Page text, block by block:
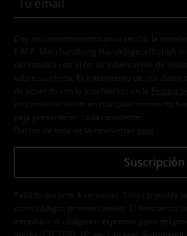
Doy mi consentimiento para recibir la
E.M.P. Merchandising Handelsgesellschaft
personales con el fin de informarme de
sobre su oferta. El tratamiento de mis datos
de acuerdo con lo establecido en la
Política
mi consentimiento en cualquier momento
baja presente en cada newsletter.
Darme de baja de la newsletter
aquí
Suscripción
*Válido durante 4 semanas. Solo canjeable
otros códigos promocionales. El descuento
introducir el código en el primer paso del